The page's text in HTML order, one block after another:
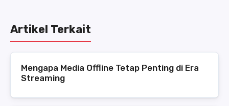
Artikel Terkait
Mengapa Media Offline Tetap Penting di Era
Streaming